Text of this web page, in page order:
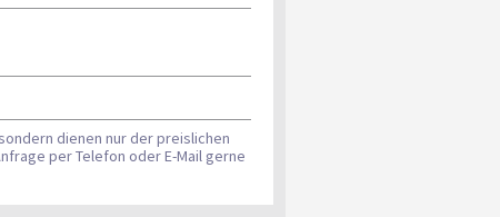
dienen nur der preislichen
per Telefon oder E-Mail gerne